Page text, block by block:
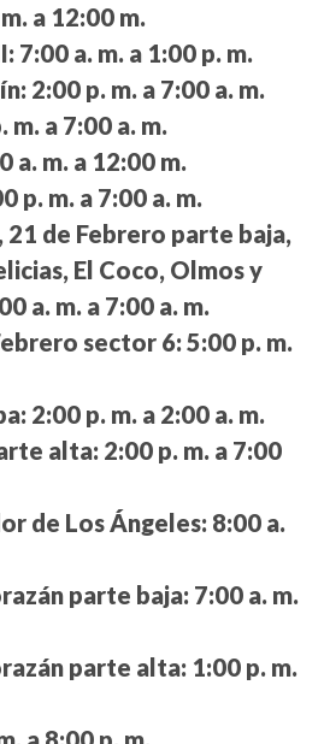
a 12:00 m.
7:00 a. m. a 1:00 p. m.
2:00 p. m. a 7:00 a. m.
m. a 7:00 a. m.
a. m. a 12:00 m.
p. m. a 7:00 a. m.
21 de Febrero parte baja,
El Coco, Olmos y
a. m. a 7:00 a. m.
sector 6: 5:00 p. m.
2:00 p. m. a 2:00 a. m.
alta: 2:00 p. m. a 7:00
de Los Ángeles: 8:00 a.
parte baja: 7:00 a. m.
parte alta: 1:00 p. m.